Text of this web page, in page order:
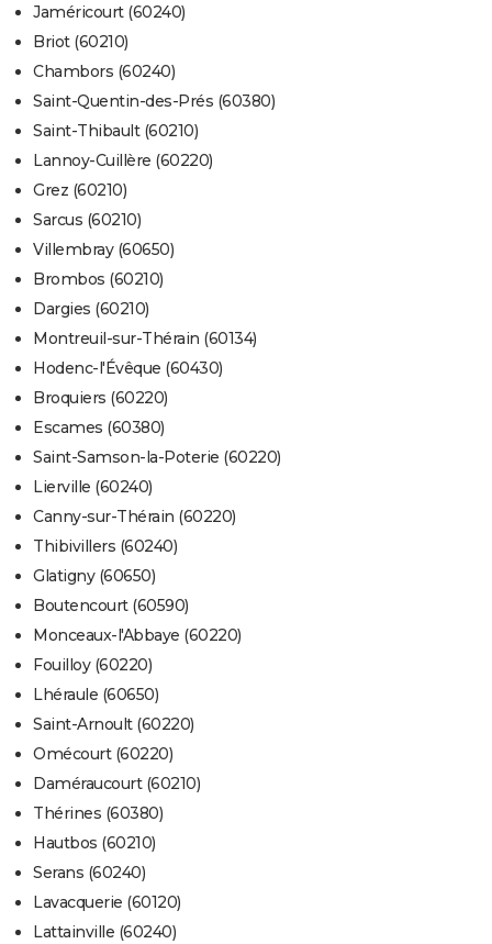
Jaméricourt (60240)
Briot (60210)
Chambors (60240)
Saint-Quentin-des-Prés (60380)
Saint-Thibault (60210)
Lannoy-Cuillère (60220)
Grez (60210)
Sarcus (60210)
Villembray (60650)
Brombos (60210)
Dargies (60210)
Montreuil-sur-Thérain (60134)
Hodenc-l'Évêque (60430)
Broquiers (60220)
Escames (60380)
Saint-Samson-la-Poterie (60220)
Lierville (60240)
Canny-sur-Thérain (60220)
Thibivillers (60240)
Glatigny (60650)
Boutencourt (60590)
Monceaux-l'Abbaye (60220)
Fouilloy (60220)
Lhéraule (60650)
Saint-Arnoult (60220)
Omécourt (60220)
Daméraucourt (60210)
Thérines (60380)
Hautbos (60210)
Serans (60240)
Lavacquerie (60120)
Lattainville (60240)